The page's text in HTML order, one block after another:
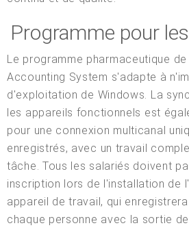
Programme pour
Le programme pharmaceutique
Accounting System s'adapte à
d'exploitation de Windows. La
les appareils fonctionnels est
pour une connexion multicanal
enregistrés, avec un travail
tâche. Tous les salariés doivent
inscription lors de l'installation de
appareil de travail, qui
chaque personne avec la sortie